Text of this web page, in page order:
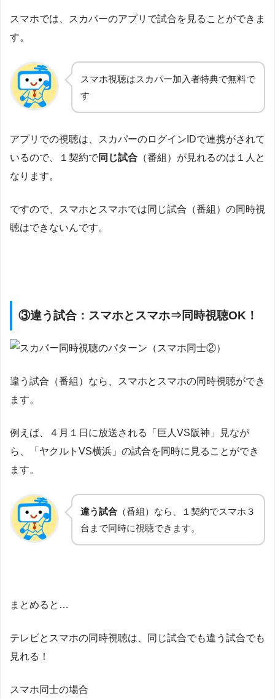
スマホでは、スカパーのアプリで試合を見ることができま
す。
スマホ視聴はスカパー加入者特典で無料で
す
アプリでの視聴は、スカパーのログインIDで連携がされて
いるので、１契約で同じ試合 （番組）が見れるのは１人と
なります。
ですので、スマホとスマホでは同じ試合（番組）の同時視
聴はできないんです。
③違う試合：スマホとスマホ⇒同時視聴OK！
違う試合（番組）なら、スマホとスマホの同時視聴ができ
ます。
例えば、４月１日に放送される「巨人VS阪神」見なが
ら、「ヤクルトVS横浜」の試合を同時に見ることができ
ます。
違う試合 （番組）なら、１契約でスマホ３
台まで同時に視聴できます。
まとめると…
テレビとスマホの同時視聴は、同じ試合でも違う試合でも
見れる！
スマホ同士の場合